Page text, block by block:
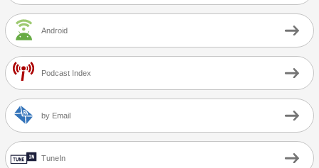
Android
Podcast Index
by Email
TuneIn